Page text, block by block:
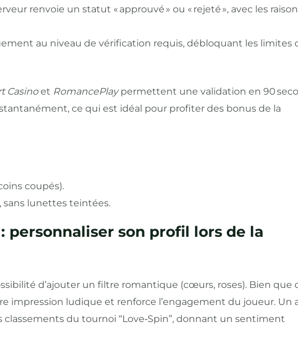
renvoie un statut « approuvé » ou « rejeté », avec les
au niveau de vérification requis, débloquant les limites
Casinoet RomancePlaypermettent une validation en 90
ce qui est idéal pour profiter des bonus de la
coupés).
sans lunettes teintées.
personnaliser son profil lors de la
d’ajouter un filtre romantique (cœurs, roses). Bien que
impression ludique et renforce l’engagement du joueur. Un
du tournoi “Love‑Spin”, donnant un sentiment